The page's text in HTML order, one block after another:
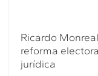
Ricardo
reforma
jurídica